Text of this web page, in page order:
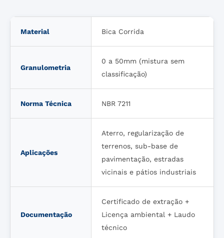
Material Bica Corrida
Granulometria
0 a 50mm (mistura sem
classificação)
Norma Técnica NBR 7211
Aplicações
Aterro, regularização de
terrenos, sub-base de
pavimentação, estradas
vicinais e pátios industriais
Documentação
Certificado de extração +
Licença ambiental + Laudo
técnico